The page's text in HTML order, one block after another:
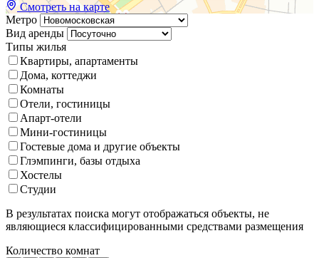
Смотреть на карте
Метро
Вид аренды
Типы жилья
Квартиры, апартаменты
Дома, коттеджи
Комнаты
Отели, гостиницы
Апарт-отели
Мини-гостиницы
Гостевые дома и другие объекты
Глэмпинги, базы отдыха
Хостелы
Студии
В результатах поиска могут отображаться объекты, не
являющиеся классифицированными средствами размещения
Количество комнат